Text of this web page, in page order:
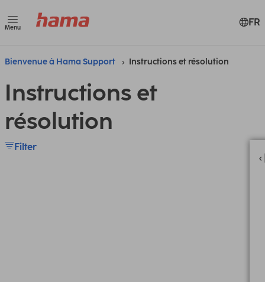
Menu FR
Bienvenue à Hama Support Instructions et résolution
Instructions et
résolution
Filter